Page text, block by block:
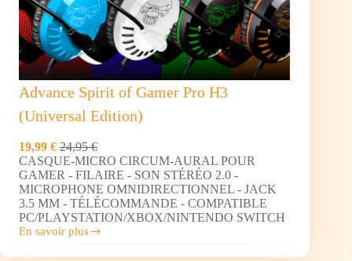
Advance Spirit of Gamer Pro H3
(Universal Edition)
19,99 € 24,95 €
CASQUE-MICRO CIRCUM-AURAL POUR
GAMER - FILAIRE - SON STÉRÉO 2.0 -
MICROPHONE OMNIDIRECTIONNEL - JACK
3.5 MM - TÉLÉCOMMANDE - COMPATIBLE
PC/PLAYSTATION/XBOX/NINTENDO SWITCH
En savoir plus
Advance